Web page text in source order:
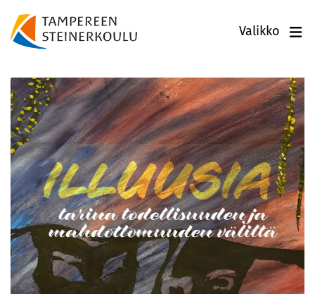
Valikko